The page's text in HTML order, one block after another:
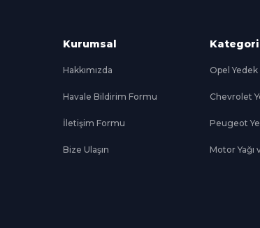
Gönder
Kurumsal
Hakkımızda
Havale Bildirim Formu
İletişim Formu
Bize Ulaşın
Opel Yedek
Chevrolet
Peugeot
Motor Yağı